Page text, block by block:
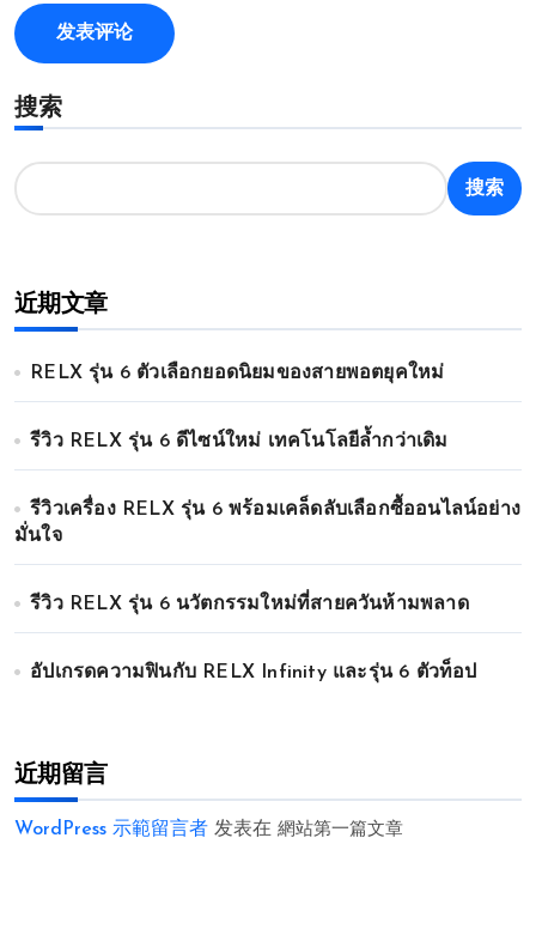
搜索
搜索
近期文章
RELX รุ่น 6 ตัวเลือกยอดนิยมของสายพอตยุคใหม่
รีวิว RELX รุ่น 6 ดีไซน์ใหม่ เทคโนโลยีล้ำกว่าเดิม
รีวิวเครื่อง RELX รุ่น 6 พร้อมเคล็ดลับเลือกซื้ออนไลน์อย่าง
มั่นใจ
รีวิว RELX รุ่น 6 นวัตกรรมใหม่ที่สายควันห้ามพลาด
อัปเกรดความฟินกับ RELX Infinity และรุ่น 6 ตัวท็อป
近期留言
WordPress 示範留言者 发表在 網站第一篇文章